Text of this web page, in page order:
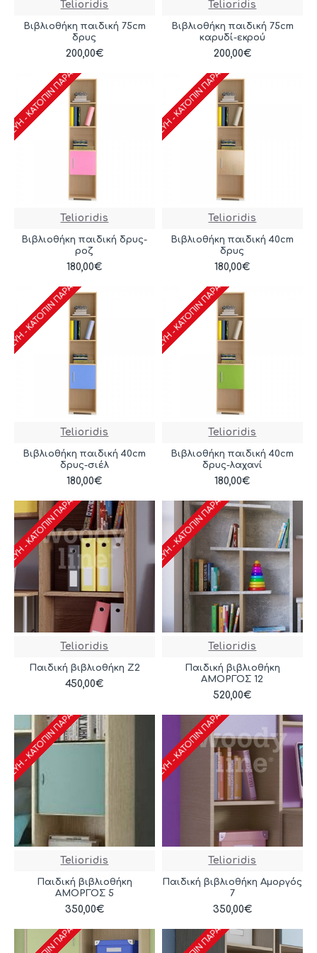
Telioridis
Βιβλιοθήκη παιδική 75cm
δρυς
200,00€
Telioridis
Βιβλιοθήκη παιδική 75cm
καρυδί-εκρού
200,00€
ΚΑΤΌΠΙΝ ΠΑΡΑΓΓΕΛΊΑΣ
Telioridis
Βιβλιοθήκη παιδική δρυς-
ροζ
180,00€
ΚΑΤΑΣΚΕΥΉ - ΚΑΤΌΠΙΝ ΠΑΡΑΓΓΕΛΊΑΣ
Telioridis
Βιβλιοθήκη παιδική 40cm
δρυς
180,00€
ΚΑΤΌΠΙΝ ΠΑΡΑΓΓΕΛΊΑΣ
Telioridis
Βιβλιοθήκη παιδική 40cm
δρυς-σιέλ
180,00€
ΚΑΤΑΣΚΕΥΉ - ΚΑΤΌΠΙΝ ΠΑΡΑΓΓΕΛΊΑΣ
Telioridis
Βιβλιοθήκη παιδική 40cm
δρυς-λαχανί
180,00€
- ΚΑΤΌΠΙΝ ΠΑΡΑΓΓΕΛΊΑΣ
Telioridis
Παιδική βιβλιοθήκη Ζ2
450,00€
ΚΑΤΑΣΚΕΥΉ - ΚΑΤΌΠΙΝ ΠΑΡΑΓΓΕΛΊΑΣ
Telioridis
Παιδική βιβλιοθήκη
ΑΜΟΡΓΟΣ 12
520,00€
- ΚΑΤΌΠΙΝ ΠΑΡΑΓΓΕΛΊΑΣ
Telioridis
Παιδική βιβλιοθήκη
ΑΜΟΡΓΟΣ 5
350,00€
ΚΑΤΑΣΚΕΥΉ - ΚΑΤΌΠΙΝ ΠΑΡΑΓΓΕΛΊΑΣ
Telioridis
Παιδική βιβλιοθήκη Αμοργός
7
350,00€